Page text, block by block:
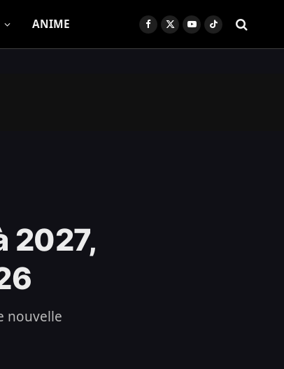
ANIME Facebook
X
YouTubeTikTok
2027,
nouvelle